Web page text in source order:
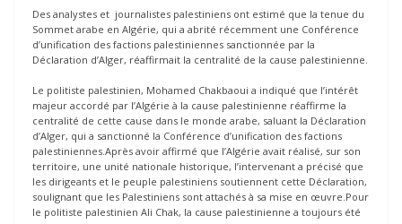
Des analystes et journalistes palestiniens ont estimé que la tenue du
Sommet arabe en Algérie, qui a abrité récemment une Conférence
d’unification des factions palestiniennes sanctionnée par la
Déclaration d’Alger, réaffirmait la centralité de la cause palestinienne.
Le politiste palestinien, Mohamed Chakbaoui a indiqué que l’intérêt
majeur accordé par l’Algérie à la cause palestinienne réaffirme la
centralité de cette cause dans le monde arabe, saluant la Déclaration
d’Alger, qui a sanctionné la Conférence d’unification des factions
palestiniennes.Après avoir affirmé que l’Algérie avait réalisé, sur son
territoire, une unité nationale historique, l’intervenant a précisé que
les dirigeants et le peuple palestiniens soutiennent cette Déclaration,
soulignant que les Palestiniens sont attachés à sa mise en œuvre.Pour
le politiste palestinien Ali Chak, la cause palestinienne a toujours été